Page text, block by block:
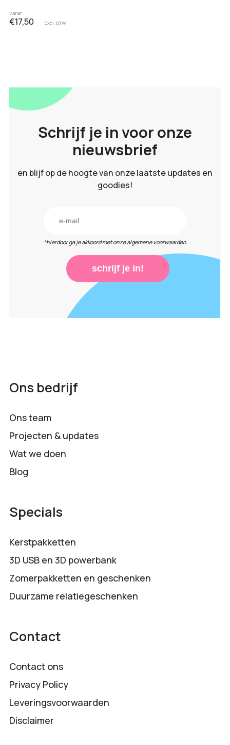
Vanaf
€17,50 Excl. BTW
Schrijf je in voor onze
nieuwsbrief
en blijf op de hoogte van onze laatste updates en
goodies!
*hierdoor ga je akkoord met onze algemene voorwaarden
schrijf je in!
Ons bedrijf
Ons team
Projecten & updates
Wat we doen
Blog
Specials
Kerstpakketten
3D USB en 3D powerbank
Zomerpakketten en geschenken
Duurzame relatiegeschenken
Contact
Contact ons
Privacy Policy
Leveringsvoorwaarden
Disclaimer